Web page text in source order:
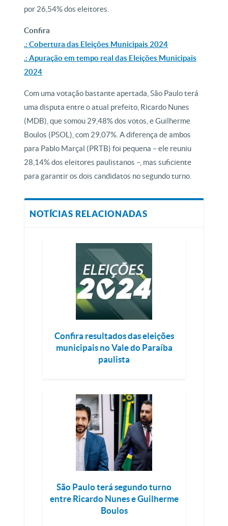
por 26,54% dos eleitores.
Confira
.: Cobertura das Eleições Municipais 2024
.: Apuração em tempo real das Eleições Municipais
2024
Com uma votação bastante apertada, São Paulo terá
uma disputa entre o atual prefeito, Ricardo Nunes
(MDB), que somou 29,48% dos votos, e Guilherme
Boulos (PSOL), com 29,07%. A diferença de ambos
para Pablo Marçal (PRTB) foi pequena – ele reuniu
28,14% dos eleitores paulistanos –, mas suficiente
para garantir os dois candidatos no segundo turno.
NOTÍCIAS RELACIONADAS
Confira resultados das eleições
municipais no Vale do Paraíba
paulista
São Paulo terá segundo turno
entre Ricardo Nunes e Guilherme
Boulos